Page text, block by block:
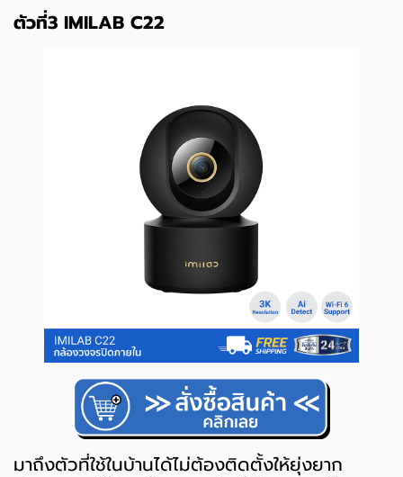
ตัวที่3 IMILAB C22
มาถึงตัวที่ใช้ในบ้านได้ไม่ต้องติดตั้งให้ยุ่งยาก